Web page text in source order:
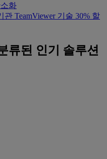
화
관 TeamViewer 기술 30% 할
류된 인기 솔루션